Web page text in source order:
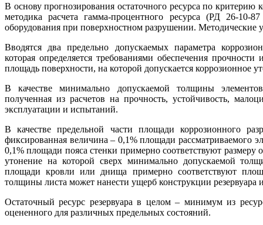
В основу прогнозирования остаточного ресурса по
методика расчета гамма-процентного ресурса (РД 26-10-
оборудования при поверхностном разрушении.
Вводятся два предельно допускаемых параметра
которая определяется требованиями обеспечения
площадь поверхности, на которой допускается коррозионное
В качестве минимально допускаемой толщины
полученная из расчетов на прочность, устойчивость,
эксплуатации и испытаний.
В качестве предельной части площади коррозионного
фиксированная величина – 0,1% площади рассматриваемого
0,1% площади пояса стенки примерно соответствуют
утонение на которой сверх минимально допускаемой
площади кровли или днища примерно соответствуют
толщины листа может нанести ущерб конструкции резервуара
Остаточный ресурс резервуара в целом – минимум из
оцененного для различных предельных состояний.